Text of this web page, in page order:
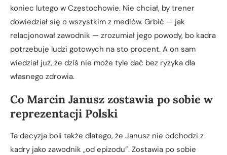
koniec lutego w Częstochowie. Nie chciał, by trener
dowiedział się o wszystkim z mediów. Grbić — jak
relacjonował zawodnik — zrozumiał jego powody, bo kadra
potrzebuje ludzi gotowych na sto procent. A on sam
wiedział już, że dziś nie może tyle dać bez ryzyka dla
własnego zdrowia.
Co Marcin Janusz zostawia po sobie w
reprezentacji Polski
Ta decyzja boli także dlatego, że Janusz nie odchodzi z
kadry jako zawodnik „od epizodu”. Zostawia po sobie